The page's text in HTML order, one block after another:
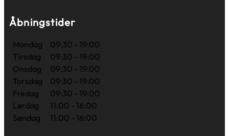
Åbningstider
Mandag
09:30 - 19:00
Tirsdag
09:30 - 19:00
Onsdag
09:30 - 19:00
Torsdag
09:30 - 19:00
Fredag
09:30 - 19:00
Lørdag
11:00 - 16:00
Søndag
11:00 - 16:00